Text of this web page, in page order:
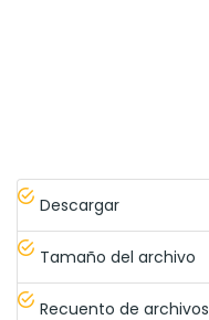
Descargar
Tamaño del archivo
Recuento de archivos